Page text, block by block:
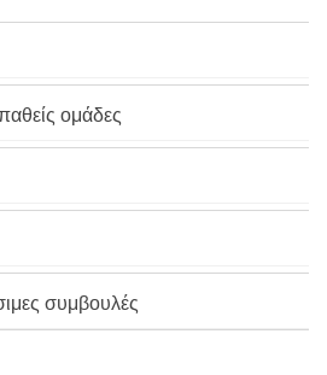
ομάδες
συμβουλές